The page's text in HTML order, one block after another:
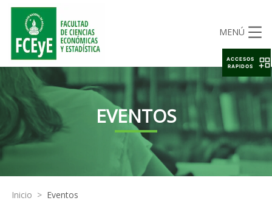
MENÚ
EVENTOS
Inicio > Eventos
ACCESOS
RAPIDOS